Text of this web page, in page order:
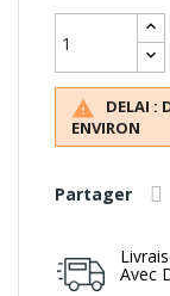

DELAI :
ENVIRON
Partager
Avec